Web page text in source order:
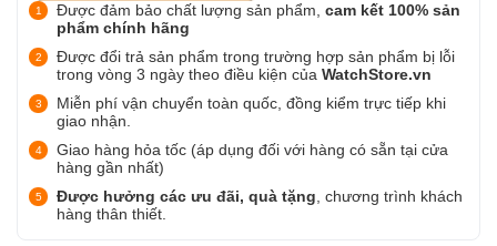
Được đảm bảo chất lượng sản phẩm, cam kết 100% sản
phẩm chính hãng
Được đổi trả sản phẩm trong trường hợp sản phẩm bị lỗi
trong vòng 3 ngày theo điều kiện của WatchStore.vn
Miễn phí vận chuyển toàn quốc, đồng kiểm trực tiếp khi
giao nhận.
Giao hàng hỏa tốc (áp dụng đối với hàng có sẵn tại cửa
hàng gần nhất)
Được hưởng các ưu đãi, quà tặng , chương trình khách
hàng thân thiết.